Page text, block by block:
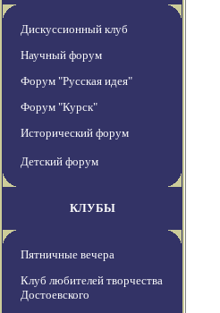
Дискуссионный клуб
Научный форум
Форум "Русская идея"
Форум "Курск"
Исторический форум
Детский форум
КЛУБЫ
Пятничные вечера
Клуб любителей творчества
Достоевского